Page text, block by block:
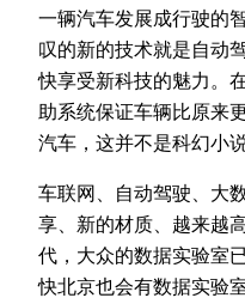
一辆汽车发展成行驶的
叹的新的技术就是自动
快享受新科技的魅力。
助系统保证车辆比原来
汽车，这并不是科幻小
车联网、自动驾驶、大
享、新的材质、越来越
代，大众的数据实验室
快北京也会有数据实验